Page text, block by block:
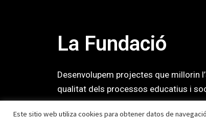
La Fundació
Desenvolupem projectes que millorin
qualitat dels processos educatius i
Este sitio web utiliza cookies para obtener datos de